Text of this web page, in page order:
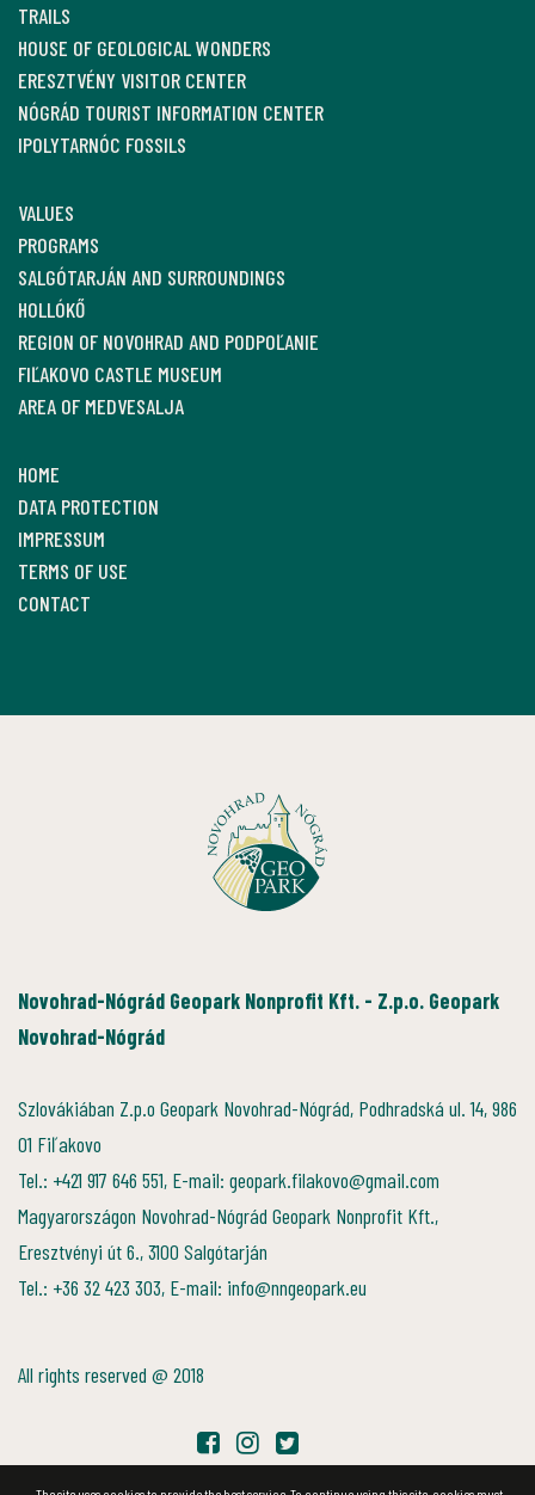
TRAILS
HOUSE OF GEOLOGICAL WONDERS
ERESZTVÉNY VISITOR CENTER
NÓGRÁD TOURIST INFORMATION CENTER
IPOLYTARNÓC FOSSILS
VALUES
PROGRAMS
SALGÓTARJÁN AND SURROUNDINGS
HOLLÓKŐ
REGION OF NOVOHRAD AND PODPOĽANIE
FIĽAKOVO CASTLE MUSEUM
AREA OF MEDVESALJA
HOME
DATA PROTECTION
IMPRESSUM
TERMS OF USE
CONTACT
Novohrad-Nógrád Geopark Nonprofit Kft. - Z.p.o. Geopark
Novohrad-Nógrád
Szlovákiában Z.p.o Geopark Novohrad-Nógrád, Podhradská ul. 14, 986
01 Fiľakovo
Tel.: +421 917 646 551, E-mail: geopark.filakovo@gmail.com
Magyarországon Novohrad-Nógrád Geopark Nonprofit Kft.,
Eresztvényi út 6., 3100 Salgótarján
Tel.: +36 32 423 303, E-mail: info@nngeopark.eu
All rights reserved @ 2018